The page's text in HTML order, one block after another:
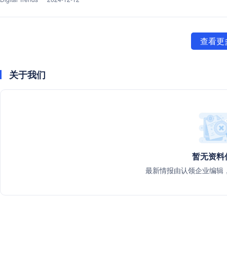
查看更
关于我们
暂无资料
最新情报由认领企业编辑